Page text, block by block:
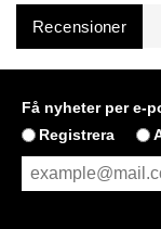
Recensioner
Få nyheter per e-
Registrera